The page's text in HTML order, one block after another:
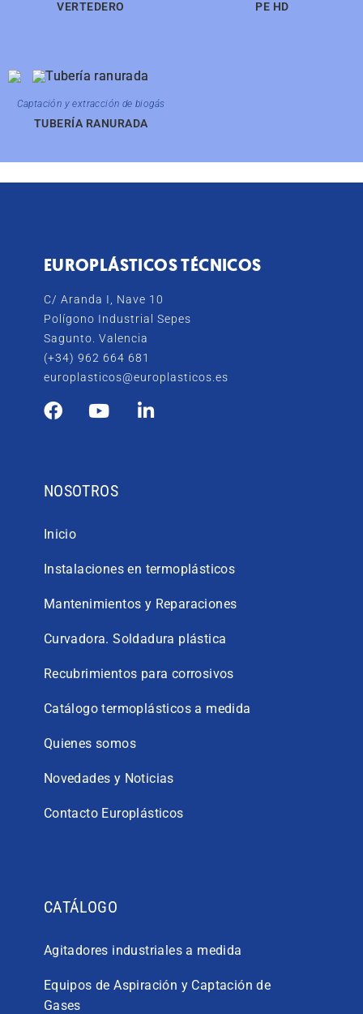
VERTEDERO PE HD
Captación y extracción de biogás
TUBERÍA RANURADA
EUROPLÁSTICOS TÉCNICOS
C/ Aranda I, Nave 10
Polígono Industrial Sepes
Sagunto. Valencia
(+34) 962 664 681
europlasticos@europlasticos.es
NOSOTROS
Inicio
Instalaciones en termoplásticos
Mantenimientos y Reparaciones
Curvadora. Soldadura plástica
Recubrimientos para corrosivos
Catálogo termoplásticos a medida
Quienes somos
Novedades y Noticias
Contacto Europlásticos
CATÁLOGO
Agitadores industriales a medida
Equipos de Aspiración y Captación de
Gases